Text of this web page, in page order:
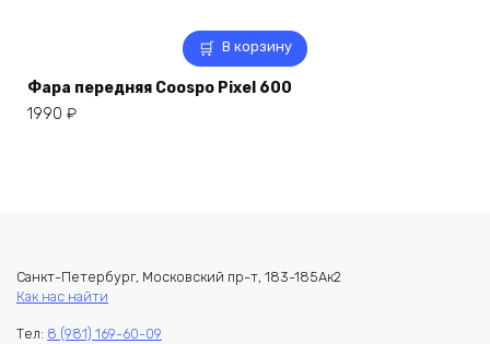
В корзину
Фара передняя Coospo Pixel 600
1990 ₽
Санкт-Петербург, Московский пр-т, 183-185Ак2
Как нас найти
Тел: 8 (981) 169-60-09